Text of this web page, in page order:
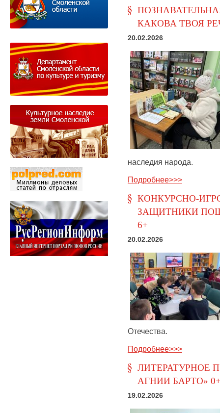
КАКОВА ТВОЯ
20.02.2026
наследия народа.
Подробнее>>>
КОНКУРСНО-
ЗАЩИТНИКИ
6+
20.02.2026
Отечества.
Подробнее>>>
ЛИТЕРАТУРНОЕ
АГНИИ БАРТО»
19.02.2026